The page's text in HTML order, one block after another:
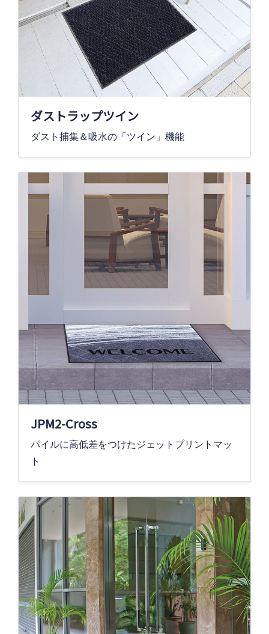
ダストラップツイン
ダスト捕集＆吸水の「ツイン」機能
JPM2-Cross
パイルに高低差をつけたジェットプリントマッ
ト